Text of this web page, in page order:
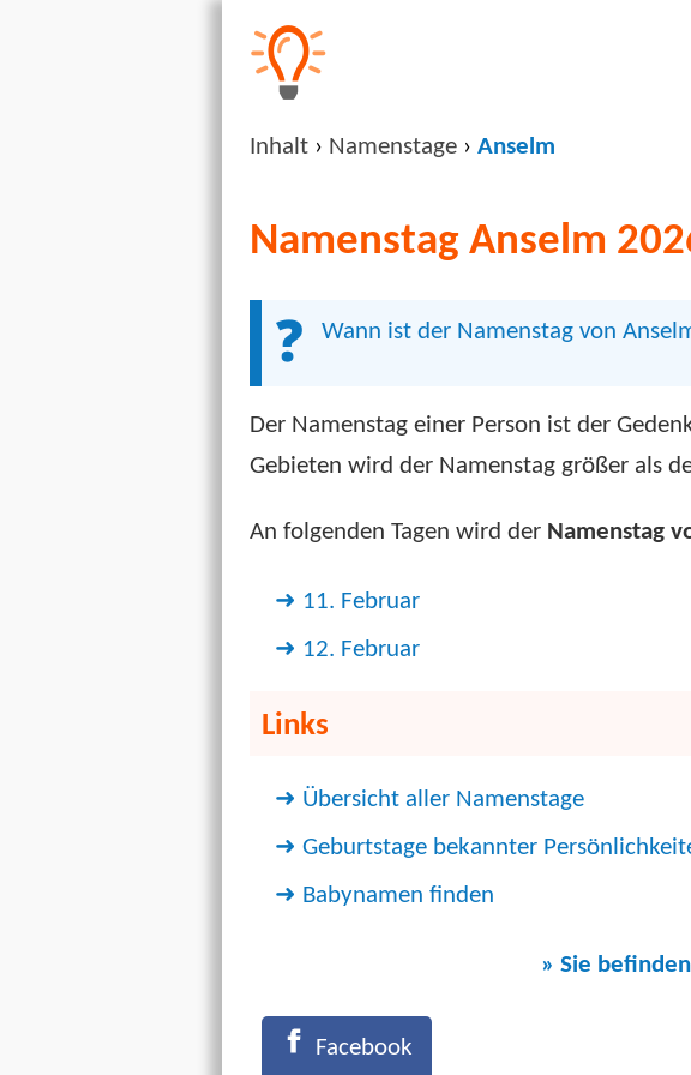
Inhalt › Namenstage › Anselm
Namenstag Anselm
Wann ist der Namenstag von
Der Namenstag einer Person ist der
Gebieten wird der Namenstag größer als
An folgenden Tagen wird der Namenstag
11. Februar
12. Februar
Links
Übersicht aller Namenstage
Geburtstage bekannter
Babynamen finden
» Sie
Facebook